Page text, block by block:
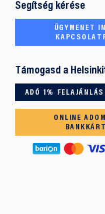
Segítség kérése
ÜGYMENET
Támogasd a
ADÓ 1% FELAJÁNLÁS
ONLINE